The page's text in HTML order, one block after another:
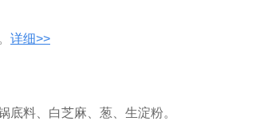
详细>>
底料、白芝麻、葱、生淀粉。